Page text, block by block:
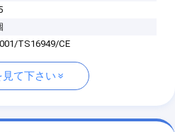
TS16949/CE
見て下さい